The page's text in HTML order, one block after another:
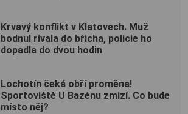
Krvavý konflikt v Klatovech. Muž
bodnul rivala do břicha, policie ho
dopadla do dvou hodin
Lochotín čeká obří proměna!
Sportoviště U Bazénu zmizí. Co bude
místo něj?